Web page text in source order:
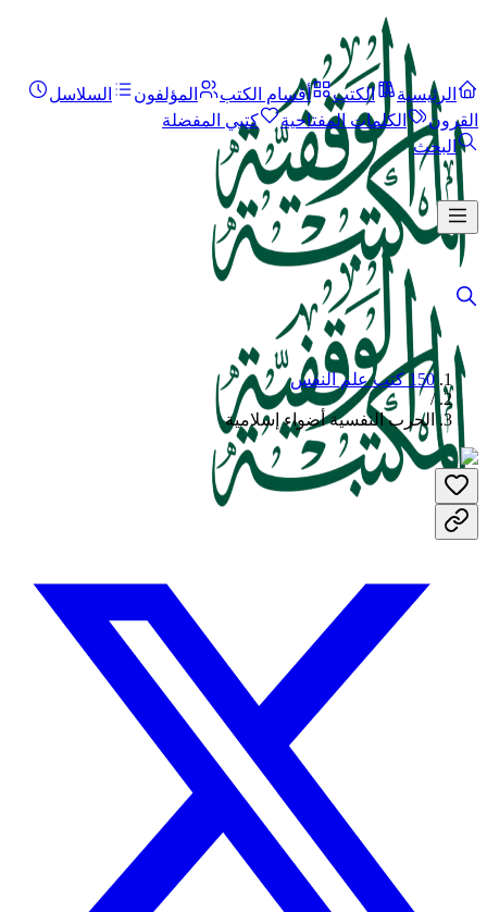
الرئيسية الكتب أقسام الكتب المؤلفون
السلاسل
القرون
الكلمات المفتاحية
كتبي المفضلة
البحث
150 كتب علم النفس
/
الحرب النفسية أضواء إسلامية